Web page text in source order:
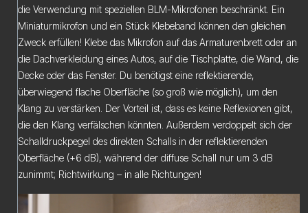
die Verwendung mit speziellen BLM-Mikrofonen beschränkt. Ein
Miniaturmikrofon und ein Stück Klebeband können den gleichen
Zweck erfüllen! Klebe das Mikrofon auf das Armaturenbrett oder an
die Dachverkleidung eines Autos, auf die Tischplatte, die Wand, die
Decke oder das Fenster. Du benötigst eine reflektierende,
überwiegend flache Oberfläche (so groß wie möglich), um den
Klang zu verstärken. Der Vorteil ist, dass es keine Reflexionen gibt,
die den Klang verfälschen könnten. Außerdem verdoppelt sich der
Schalldruckpegel des direkten Schalls in der reflektierenden
Oberfläche (+6 dB), während der diffuse Schall nur um 3 dB
zunimmt; Richtwirkung – in alle Richtungen!